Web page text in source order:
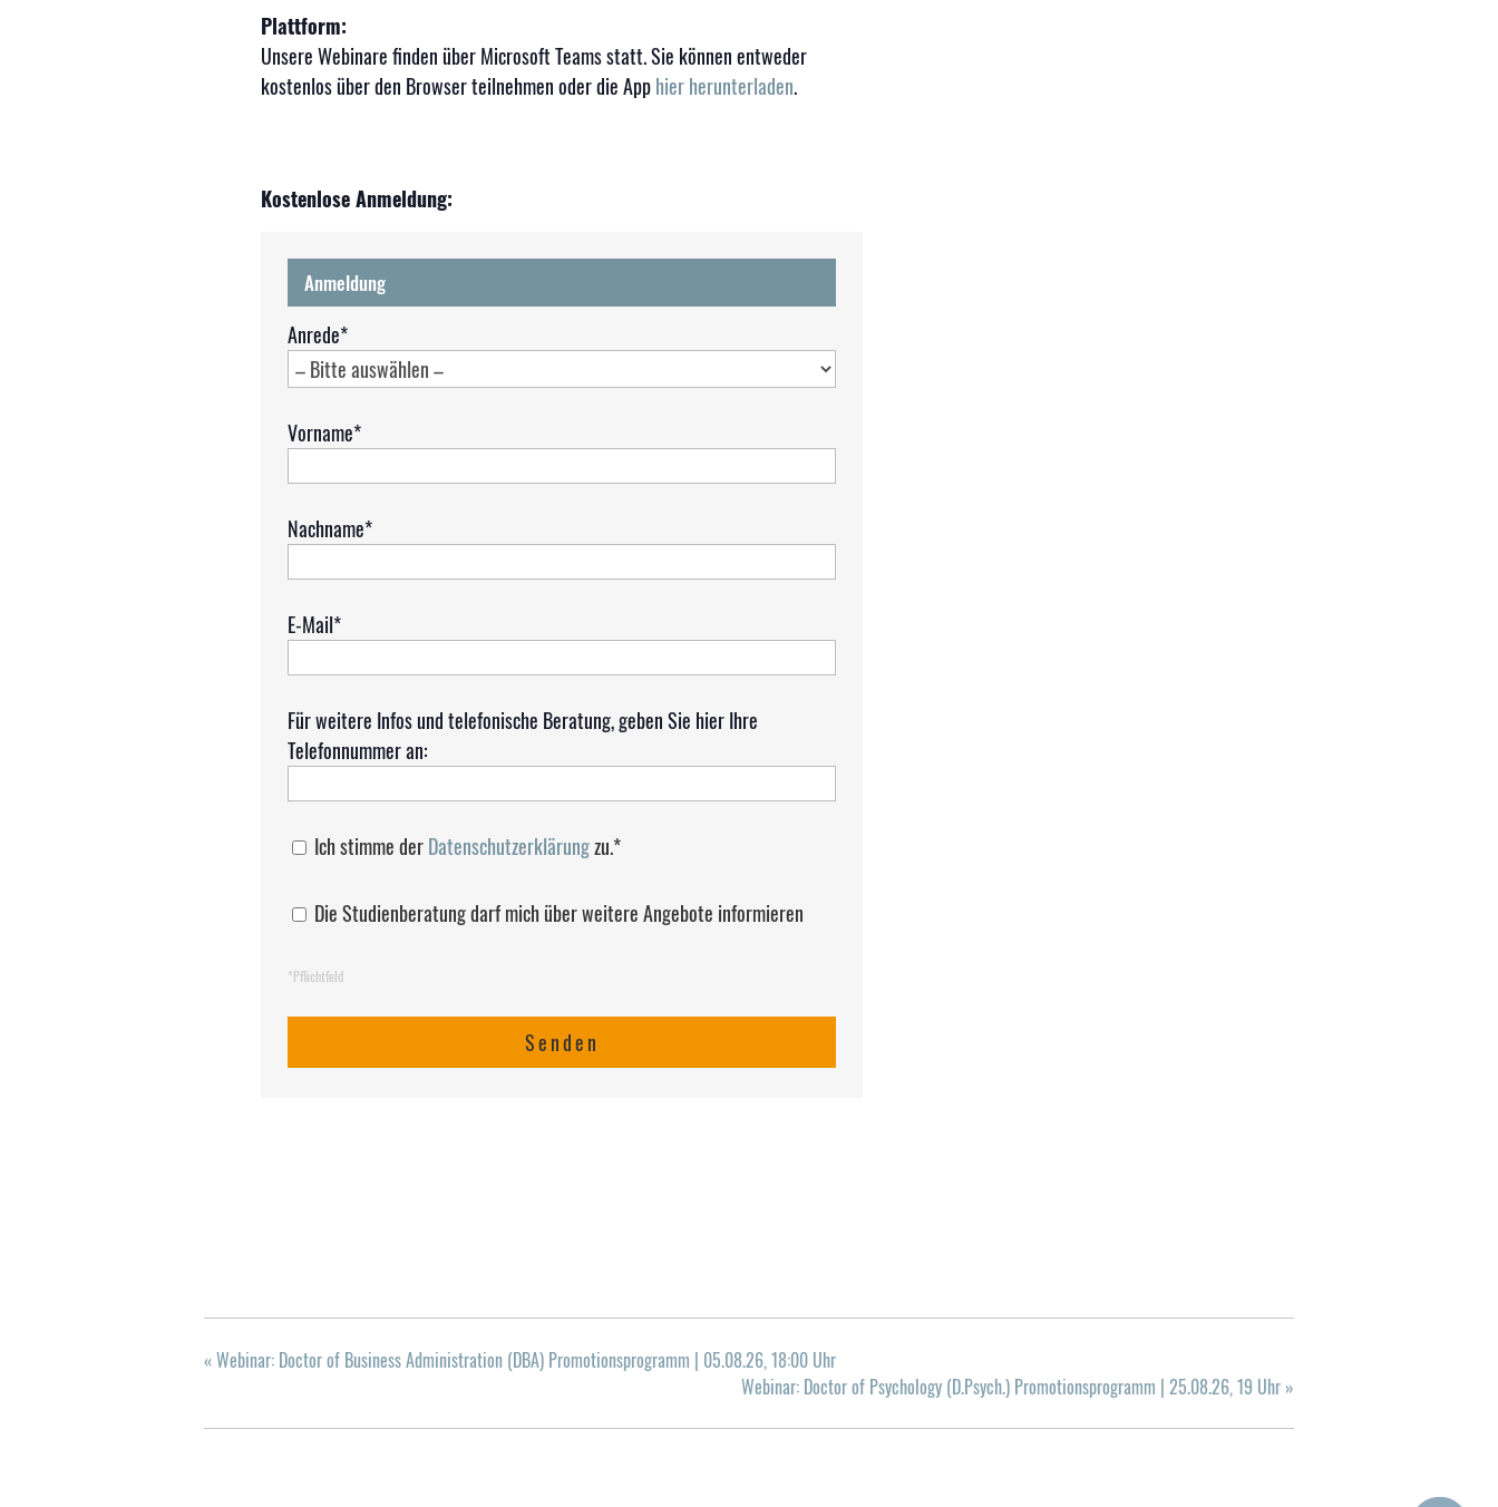
Plattform:
Unsere Webinare finden über Microsoft Teams statt. Sie können entweder
kostenlos über den Browser teilnehmen oder die Apphier herunterladen.
Kostenlose Anmeldung:
Anmeldung
Anrede*
Vorname*
Nachname*
E-Mail*
Für weitere Infos und telefonische Beratung, geben Sie hier Ihre
Telefonnummer an:
Ich stimme derDatenschutzerklärungzu.*
Die Studienberatung darf mich über weitere Angebote informieren
*Pflichtfeld
«Webinar: Doctor of Business Administration (DBA) Promotionsprogramm | 05.08.26, 18:00 Uhr
Webinar: Doctor of Psychology (D.Psych.) Promotionsprogramm | 25.08.26, 19 Uhr »